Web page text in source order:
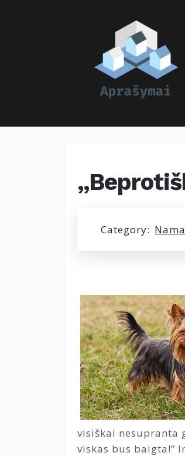
Category:
visiškai nesupranta
viskas bus baigta!”